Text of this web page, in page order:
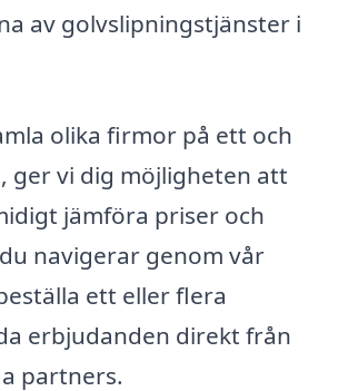
av golvslipningstjänster i
olika firmor på ett och
ger vi dig möjligheten att
jämföra priser och
navigerar genom vår
ett eller flera
erbjudanden direkt från
partners.